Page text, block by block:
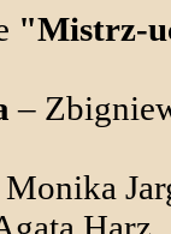
"Mistrz-
–